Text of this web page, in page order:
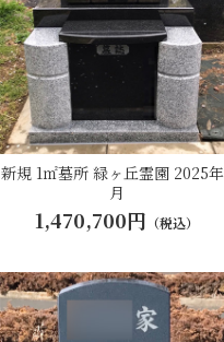
新規 1㎡墓所 緑ヶ丘霊園 2025
月
1,470,700円 （税込）